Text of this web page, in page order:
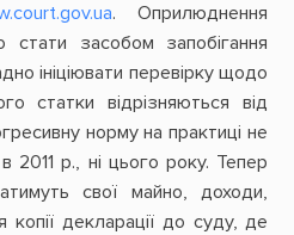
. Оприлюднення
стати засобом запобігання
ініціювати перевірку щодо
статки відрізняються від
норму на практиці не
2011 р., ні цього року. Тепер
свої майно, доходи,
декларації до суду, де